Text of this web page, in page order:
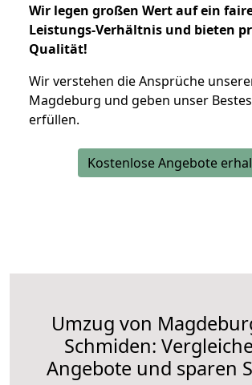
Wir legen großen Wert auf ein
Leistungs-Verhältnis und bieten
Qualität!
Wir verstehen die Ansprüche
Magdeburg und geben unser
erfüllen.
Kostenlose Angebote
Umzug von
Schmiden:
Angebote und sparen